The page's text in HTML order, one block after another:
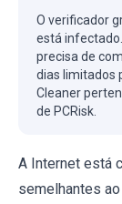
O verificador
está
precisa de
dias limitados
Cleaner
de PCRisk.
A Internet está
semelhantes